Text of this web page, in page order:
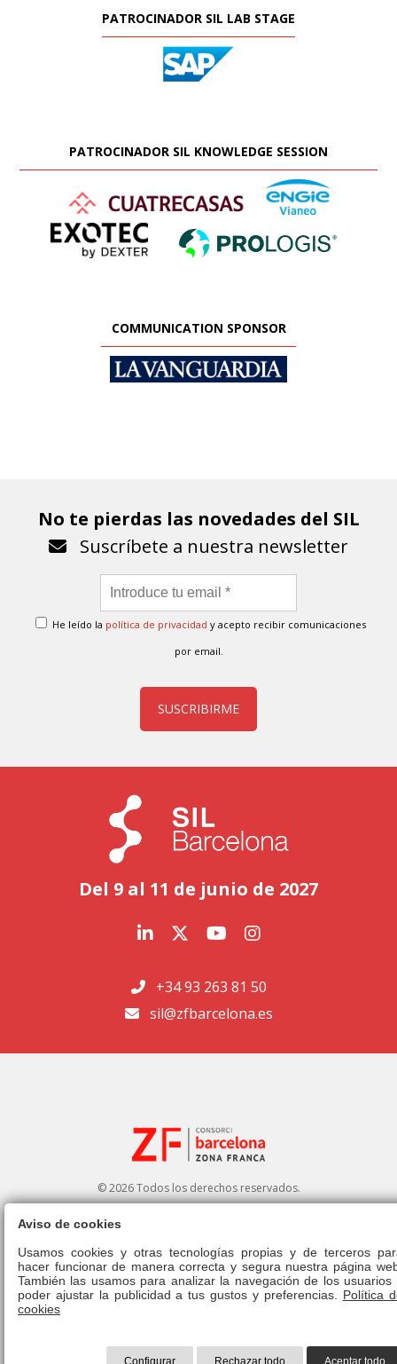
PATROCINADOR SIL LAB STAGE
PATROCINADOR SIL KNOWLEDGE SESSION
COMMUNICATION SPONSOR
No te pierdas las novedades del SIL
Suscríbete a nuestra newsletter
He leído la política de privacidad y acepto recibir comunicaciones
por email.
SUSCRIBIRME
Del 9 al 11 de junio de 2027
+34 93 263 81 50
sil@zfbarcelona.es
© 2026 Todos los derechos reservados.
Aviso legal|Política de privacidad|Política de cookies|Canal ético|
Derecho de admisión|Normativa
Aviso de cookies
Usamos cookies y otras tecnologías propias y de terceros
hacer funcionar de manera correcta y segura nuestra página
También las usamos para analizar la navegación de los usuarios
poder ajustar la publicidad a tus gustos y preferencias. Política
cookies
Configurar Rechazar todo Aceptar todo